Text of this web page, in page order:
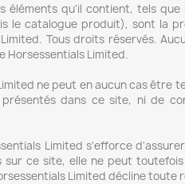
éléments qu'il contient, tels
le catalogue produit), sont la
Tous droits réservés.
Horsessentials Limited.
ne peut en aucun cas être
dans ce site, ni de
Limited s'efforce
sur ce site, elle ne peut
Limited décline toute